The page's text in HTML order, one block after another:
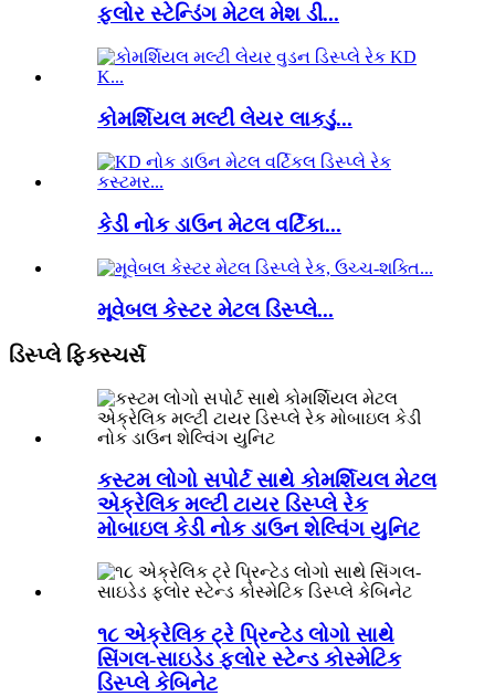
ફ્લોર સ્ટેન્ડિંગ મેટલ મેશ ડી...
કોમર્શિયલ મલ્ટી લેયર લાકડું...
કેડી નોક ડાઉન મેટલ વર્ટિકા...
મૂવેબલ કેસ્ટર મેટલ ડિસ્પ્લે...
ડિસ્પ્લે ફિક્સ્ચર્સ
કસ્ટમ લોગો સપોર્ટ સાથે કોમર્શિયલ મેટલ
એક્રેલિક મલ્ટી ટાયર ડિસ્પ્લે રેક
મોબાઇલ કેડી નોક ડાઉન શેલ્વિંગ યુનિટ
૧૮ એક્રેલિક ટ્રે પ્રિન્ટેડ લોગો સાથે
સિંગલ-સાઇડેડ ફ્લોર સ્ટેન્ડ કોસ્મેટિક
ડિસ્પ્લે કેબિનેટ